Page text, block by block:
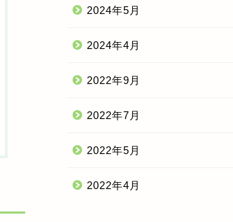
2024年5月
2024年4月
2022年9月
2022年7月
2022年5月
2022年4月